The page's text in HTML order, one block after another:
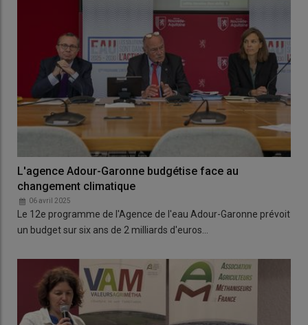
L'agence Adour-Garonne budgétise face au
changement climatique
06 avril 2025
Le 12e programme de l'Agence de l'eau Adour-Garonne prévoit
un budget sur six ans de 2 milliards d'euros…